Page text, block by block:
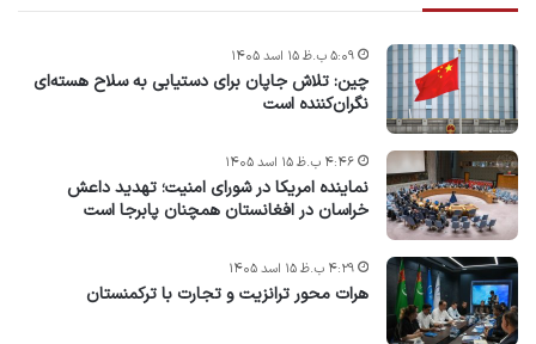
چین: تلاش جاپان برای دستیابی به سلاح هسته‌ای
نگران‌کننده است
۵:۰۹ ب.ظ ۱۵ اسد ۱۴۰۵
نماینده امریکا در شورای امنیت؛ تهدید داعش
خراسان در افغانستان همچنان پابرجا است
۴:۴۶ ب.ظ ۱۵ اسد ۱۴۰۵
هرات محور ترانزیت و تجارت با ترکمنستان
۴:۲۹ ب.ظ ۱۵ اسد ۱۴۰۵